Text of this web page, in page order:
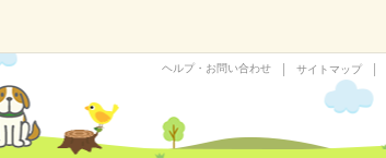
ヘルプ・お問い合わせ サイトマップ